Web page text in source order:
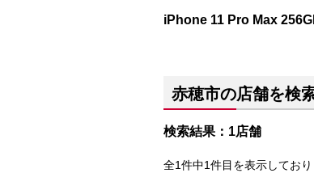
iPhone 11 Pro Max
赤穂市の店舗を検
検索結果：1店舗
全1件中1件目を表示してお